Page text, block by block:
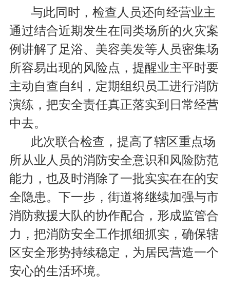
与此同时，检查人员还向经营业主
通过结合近期发生在同类场所的火灾案
例讲解了足浴、美容美发等人员密集场
所容易出现的风险点，提醒业主平时要
主动自查自纠，定期组织员工进行消防
演练，把安全责任真正落实到日常经营
中去。
此次联合检查，提高了辖区重点场
所从业人员的消防安全意识和风险防范
能力，也及时消除了一批实实在在的安
全隐患。下一步，街道将继续加强与市
消防救援大队的协作配合，形成监管合
力，把消防安全工作抓细抓实，确保辖
区安全形势持续稳定，为居民营造一个
安心的生活环境。